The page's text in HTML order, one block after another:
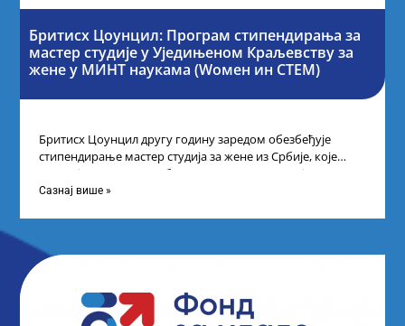
Бритисх Цоунцил: Програм стипендирања за
мастер студије у Уједињеном Краљевству за
жене у МИНТ наукама (Wомен ин СТЕМ)
Бритисх Цоунцил другу годину заредом обезбеђује
стипендирање мастер студија за жене из Србије, које
поседују диплому из области науке, технологије,
Сазнај више »